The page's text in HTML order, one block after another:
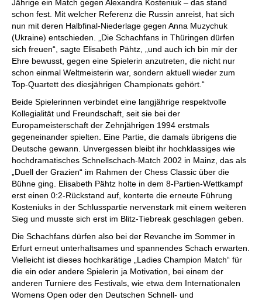
Jährige ein Match gegen Alexandra Kosteniuk – das stand
schon fest. Mit welcher Referenz die Russin anreist, hat sich
nun mit deren Halbfinal-Niederlage gegen Anna Muzychuk
(Ukraine) entschieden. „Die Schachfans in Thüringen dürfen
sich freuen“, sagte Elisabeth Pähtz, „und auch ich bin mir der
Ehre bewusst, gegen eine Spielerin anzutreten, die nicht nur
schon einmal Weltmeisterin war, sondern aktuell wieder zum
Top-Quartett des diesjährigen Championats gehört.“
Beide Spielerinnen verbindet eine langjährige respektvolle
Kollegialität und Freundschaft, seit sie bei der
Europameisterschaft der Zehnjährigen 1994 erstmals
gegeneinander spielten. Eine Partie, die damals übrigens die
Deutsche gewann. Unvergessen bleibt ihr hochklassiges wie
hochdramatisches Schnellschach-Match 2002 in Mainz, das als
„Duell der Grazien“ im Rahmen der Chess Classic über die
Bühne ging. Elisabeth Pähtz holte in dem 8-Partien-Wettkampf
erst einen 0:2-Rückstand auf, konterte die erneute Führung
Kosteniuks in der Schlusspartie nervenstark mit einem weiteren
Sieg und musste sich erst im Blitz-Tiebreak geschlagen geben.
Die Schachfans dürfen also bei der Revanche im Sommer in
Erfurt erneut unterhaltsames und spannendes Schach erwarten.
Vielleicht ist dieses hochkarätige „Ladies Champion Match“ für
die ein oder andere Spielerin ja Motivation, bei einem der
anderen Turniere des Festivals, wie etwa dem Internationalen
Womens Open oder den Deutschen Schnell- und